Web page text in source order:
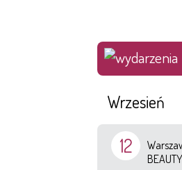
Wrzesień
12